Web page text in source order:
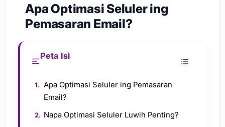
Apa Optimasi Seluler ing
Pemasaran Email?
Peta Isi
Apa Optimasi Seluler ing Pemasaran
Email?
Napa Optimasi Seluler Luwih Penting?